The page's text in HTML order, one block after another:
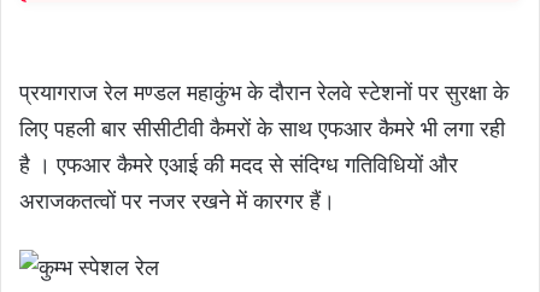
प्रयागराज रेल मण्डल महाकुंभ के दौरान रेलवे स्टेशनों पर सुरक्षा के
लिए पहली बार सीसीटीवी कैमरों के साथ एफआर कैमरे भी लगा रही
है । एफआर कैमरे एआई की मदद से संदिग्ध गतिविधियों और
अराजकतत्वों पर नजर रखने में कारगर हैं।